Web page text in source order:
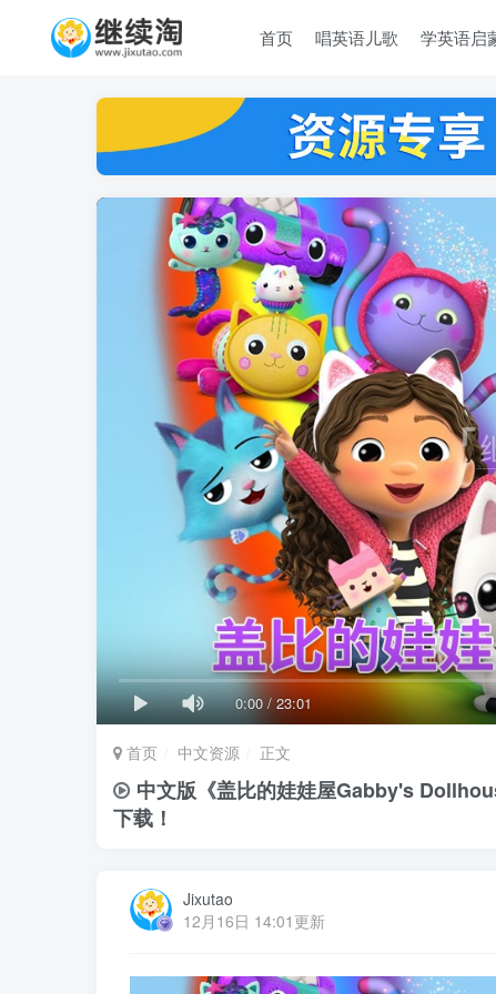
首页 唱英语儿歌 学英语启
0:00/23:01
首页 中文资源 正文
中文版《盖比的娃娃屋Gabby's
下载！
Jixutao
12月16日 14:01更新